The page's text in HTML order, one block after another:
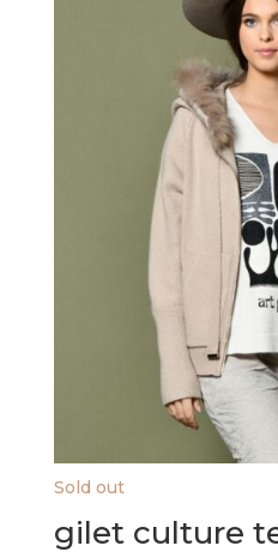
Sold out
gilet culture